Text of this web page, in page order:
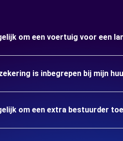
om een voertuig voor een
is inbegrepen bij mijn
om een extra bestuurder